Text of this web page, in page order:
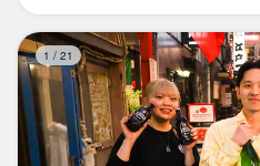
1 / 21